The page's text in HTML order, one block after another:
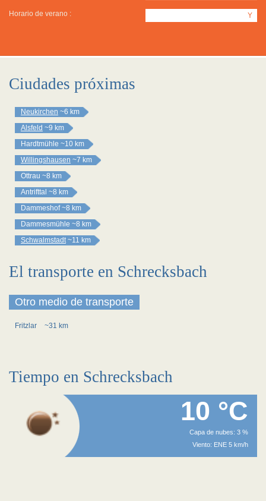
Horario de verano : Y
Ciudades próximas
Neukirchen ~6 km
Alsfeld ~9 km
Hardtmühle ~10 km
Willingshausen ~7 km
Ottrau ~8 km
Antrifttal ~8 km
Dammeshof ~8 km
Dammesmühle ~8 km
Schwalmstadt ~11 km
El transporte en Schrecksbach
Otro medio de transporte
Fritzlar ~31 km
Tiempo en Schrecksbach
10 °C
Capa de nubes: 3 %
Viento: ENE 5 km/h